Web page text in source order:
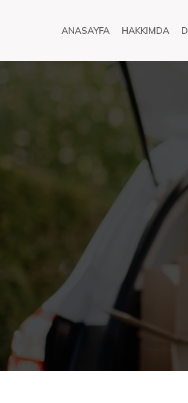
ANASAYFA HAKKIMDA